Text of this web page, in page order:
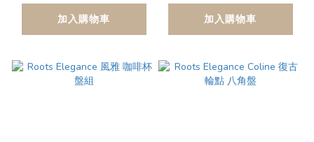
加入購物車 加入購物車